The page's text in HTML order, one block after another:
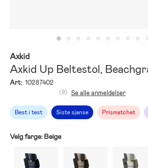
Axkid
Axkid Up Beltestol,
Art: 10287402
Best i test Siste sjanse Prismatchet
(9) Se alle anmeldelser
Velg farge: Beige